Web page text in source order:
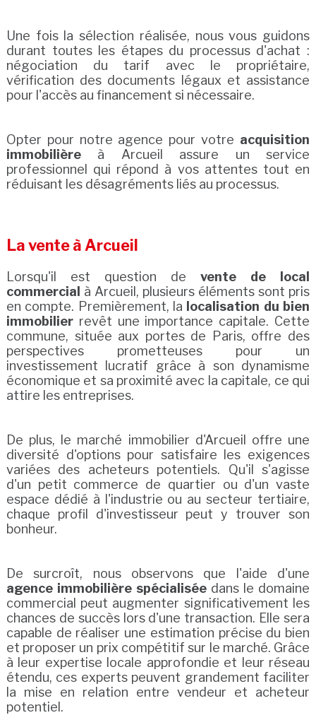
Une fois la sélection réalisée, nous vous guidons
durant toutes les étapes du processus d'achat :
négociation du tarif avec le propriétaire,
vérification des documents légaux et assistance
pour l'accès au financement si nécessaire.
Opter pour notre agence pour votre acquisition
immobilièreà Arcueil assure un service
professionnel qui répond à vos attentes tout en
réduisant les désagréments liés au processus.
La vente à Arcueil
Lorsqu'il est question devente de local
commercial à Arcueil, plusieurs éléments sont pris
en compte. Premièrement, la localisation du bien
immobilierrevêt une importance capitale. Cette
commune, située aux portes de Paris, offre des
perspectives prometteuses pour un
investissement lucratif grâce à son dynamisme
économique et sa proximité avec la capitale, ce qui
attire les entreprises.
De plus, le marché immobilier d'Arcueil offre une
diversité d'options pour satisfaire les exigences
variées des acheteurs potentiels. Qu'il s'agisse
d'un petit commerce de quartier ou d'un vaste
espace dédié à l'industrie ou au secteur tertiaire,
chaque profil d'investisseur peut y trouver son
bonheur.
De surcroît, nous observons que l'aide d'une
agence immobilière spécialiséedans le domaine
commercial peut augmenter significativement les
chances de succès lors d'une transaction. Elle sera
capable de réaliser une estimation précise du bien
et proposer un prix compétitif sur le marché. Grâce
à leur expertise locale approfondie et leur réseau
étendu, ces experts peuvent grandement faciliter
la mise en relation entre vendeur et acheteur
potentiel.